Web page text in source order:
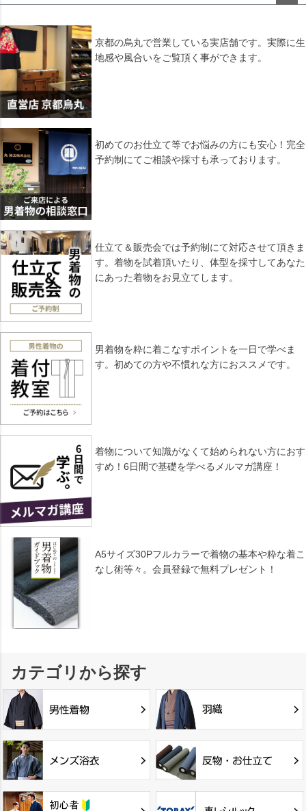
ップ
京都の烏丸で営業している実店舗です。実際に生
地感や風合いをご覧頂く事ができます。
初めてのお仕立て等でお悩みの方にも安心！完全
予約制にてご相談や採寸も承っております。
仕立て＆販売会では予約制にて対応させて頂きま
す。着物を試着頂いたり、体型を採寸してあなた
にあった着物をお見立てします。
男着物を粋に着こなすポイントを一日で学べま
す。初めての方や不慣れな方におススメです。
着物について知識がなくて始められない方におす
すめ！6日間で基礎を学べるメルマガ講座！
A5サイズ30Pフルカラーで着物の基本や粋な着こ
なし術等々。会員登録で無料プレゼント！
カテゴリから探す